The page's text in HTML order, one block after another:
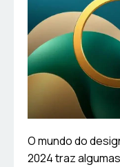
O mundo do
2024 traz